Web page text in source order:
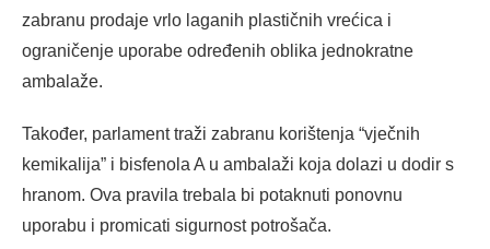
zabranu prodaje vrlo laganih plastičnih vrećica i
ograničenje uporabe određenih oblika jednokratne
ambalaže.
Također, parlament traži zabranu korištenja “vječnih
kemikalija” i bisfenola A u ambalaži koja dolazi u dodir s
hranom. Ova pravila trebala bi potaknuti ponovnu
uporabu i promicati sigurnost potrošača.